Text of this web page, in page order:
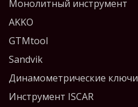
Монолитный инструмент
AKKO
GTMtool
Sandvik
Динамометрические ключи
Инструмент ISCAR